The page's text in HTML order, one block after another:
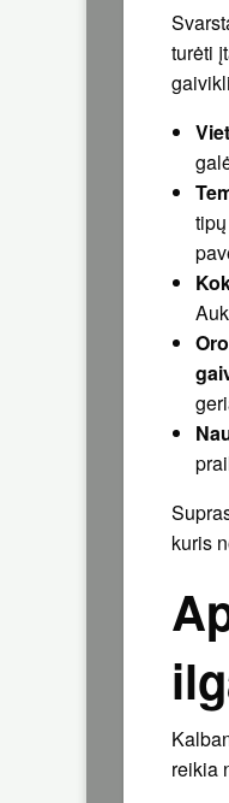
turėti
kuris
reikia